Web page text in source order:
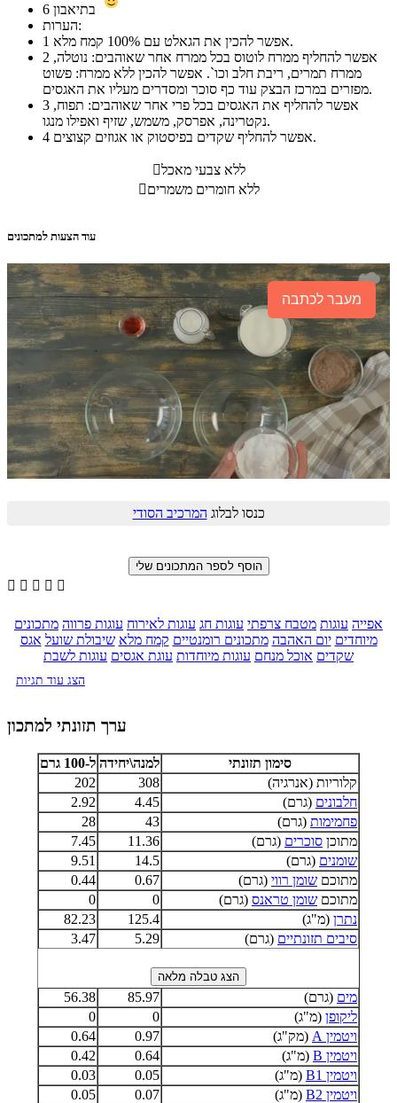
6
הערות:
1
אפשר להכין את הגאלט עם 100% קמח מלא.
2
ממרח תמרים, ריבת חלב וכו`. אפשר להכין ללא ממרח: פשוט
מפזרים במרכז הבצק עוד כף סוכר ומסדרים מעליו את האגסים.
3
נקטרינה, אפרסק, משמש, שזיף ואפילו מנגו.
4
אפשר להחליף שקדים בפיסטוק או אגוזים קצוצים.
ללא צבעי מאכל
ללא חומרים משמרים
עוד הצעות למתכונים
מעבר לכתבה
כנסו לבלוג המרכיב הסודי
    
אפייה עוגות מטבח צרפתי עוגות חג עוגות לאירוח עוגות פרווה מתכונים
מיוחדים יום האהבה מתכונים רומנטיים קמח מלא שיבולת שועל אגס
שקדים אוכל מנחם עוגות מיוחדות עוגת אגסים עוגות לשבת
הצג עוד תגיות
ערך תזונתי למתכון
סימון תזונתי למנה\יחידה ל-100 גרם
קלוריות (אנרגיה)
308
202
חלבונים (גרם) 4.45
2.92
פחמימות (גרם) 43
28
מתוכן סוכרים (גרם) 11.36
7.45
שומנים (גרם) 14.5
9.51
מתוכם שומן רווי (גרם) 0.67
0.44
מתוכם שומן טראנס (גרם) 0
0
נתרן (מ"ג) 125.4
82.23
סיבים תזונתיים (גרם) 5.29
3.47
מים (גרם) 85.97
56.38
ליקופן (מ"ג) 0
0
ויטמין A
(מק"ג) 0.97
0.64
ויטמין B
(מ"ג) 0.64
0.42
ויטמין B1
(מ"ג) 0.05
0.03
ויטמין B2
(מ"ג) 0.07
0.05